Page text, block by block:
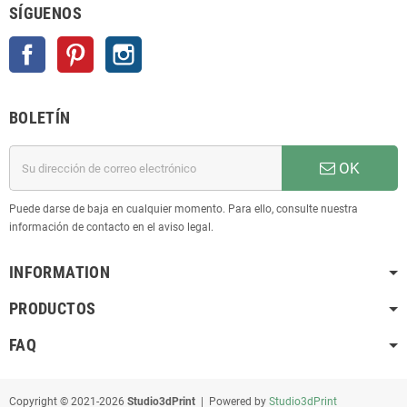
SÍGUENOS
Facebook Pinterest
BOLETÍN
OK
Puede darse de baja en cualquier momento. Para ello, consulte nuestra
información de contacto en el aviso legal.
INFORMATION
PRODUCTOS
FAQ
Copyright © 2021-2026 Studio3dPrint | Powered by Studio3dPrint